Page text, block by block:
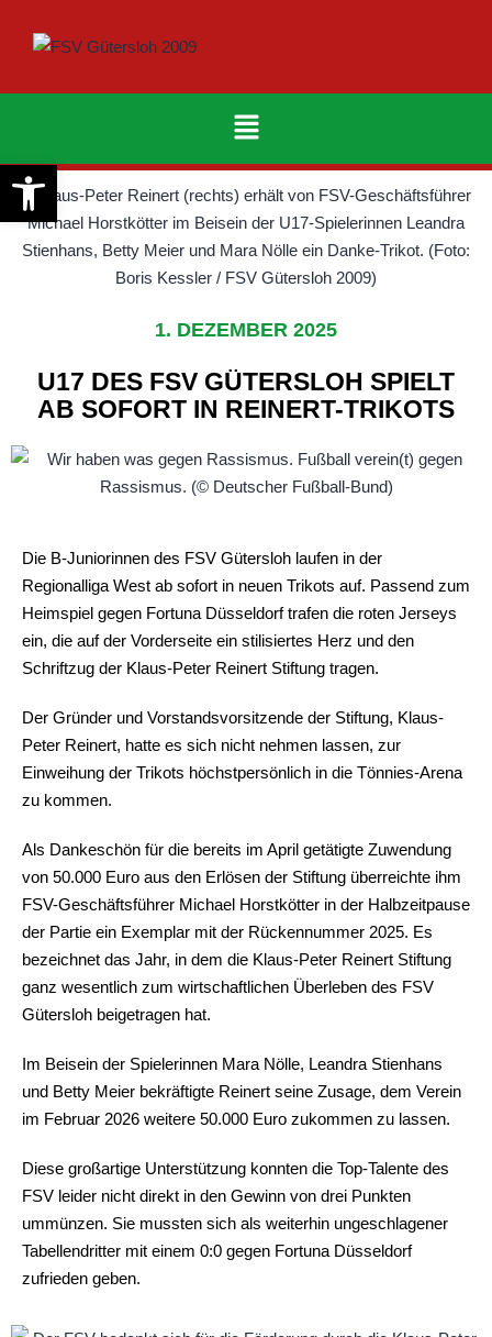
1. DEZEMBER 2025
U17 DES FSV GÜTERSLOH SPIELT
AB SOFORT IN REINERT-TRIKOTS
Die B-Juniorinnen des FSV Gütersloh laufen in der
Regionalliga West ab sofort in neuen Trikots auf. Passend zum
Heimspiel gegen Fortuna Düsseldorf trafen die roten Jerseys
ein, die auf der Vorderseite ein stilisiertes Herz und den
Schriftzug der Klaus-Peter Reinert Stiftung tragen.
Der Gründer und Vorstandsvorsitzende der Stiftung, Klaus-
Peter Reinert, hatte es sich nicht nehmen lassen, zur
Einweihung der Trikots höchstpersönlich in die Tönnies-Arena
zu kommen.
Als Dankeschön für die bereits im April getätigte Zuwendung
von 50.000 Euro aus den Erlösen der Stiftung überreichte ihm
FSV-Geschäftsführer Michael Horstkötter in der Halbzeitpause
der Partie ein Exemplar mit der Rückennummer 2025. Es
bezeichnet das Jahr, in dem die Klaus-Peter Reinert Stiftung
ganz wesentlich zum wirtschaftlichen Überleben des FSV
Gütersloh beigetragen hat.
Im Beisein der Spielerinnen Mara Nölle, Leandra Stienhans
und Betty Meier bekräftigte Reinert seine Zusage, dem Verein
im Februar 2026 weitere 50.000 Euro zukommen zu lassen.
Diese großartige Unterstützung konnten die Top-Talente des
FSV leider nicht direkt in den Gewinn von drei Punkten
ummünzen. Sie mussten sich als weiterhin ungeschlagener
Tabellendritter mit einem 0:0 gegen Fortuna Düsseldorf
zufrieden geben.
Werkzeugleiste öffnen